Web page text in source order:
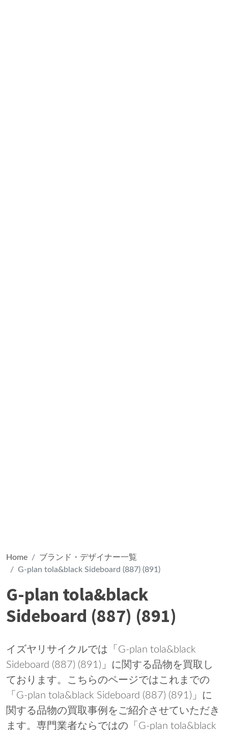
Home
ブランド・デザイナー一覧
G-plan tola&black Sideboard (887) (891)
G-plan tola&black
Sideboard (887) (891)
イズヤリサイクルでは「G-plan tola&black
Sideboard (887) (891)」に関する品物を買取し
ております。こちらのページではこれまでの
「G-plan tola&black Sideboard (887) (891)」に
関する品物の買取事例をご紹介させていただき
ます。専門業者ならではの「G-plan tola&black